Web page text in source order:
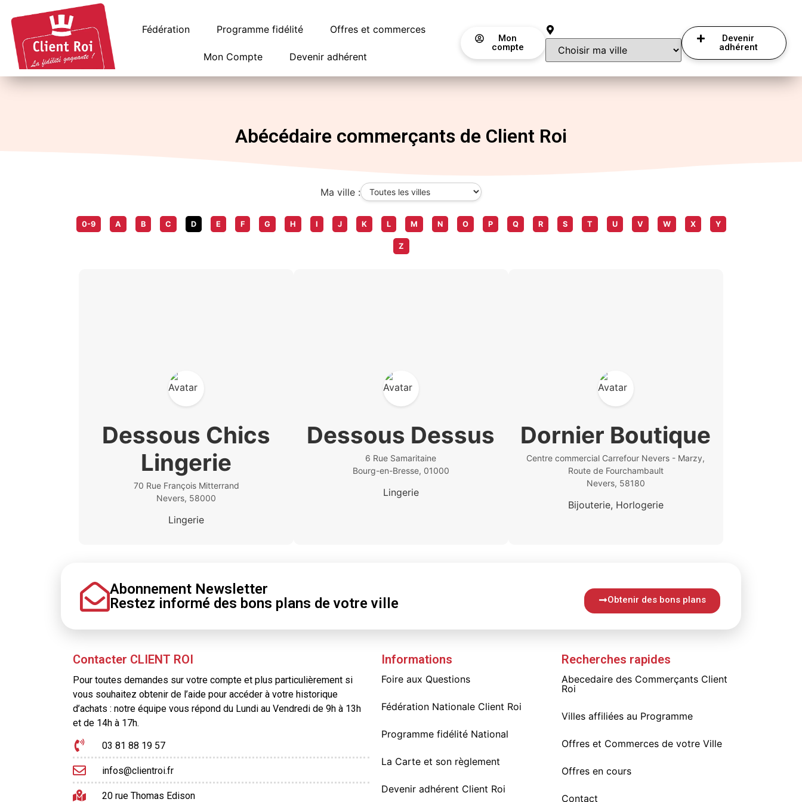
Fédération Programme fidélité Offres et commerces
Mon Compte Devenir adhérent
Mon
compte
Devenir
adhérent
Abécédaire commerçants de Client Roi
Ma ville :
0-9 A B C D E F G H I J K L M N O P Q R S T U V W X Y
Z
Dessous Chics
Lingerie
70 Rue François Mitterrand
Nevers, 58000
Lingerie
Dessous Dessus
6 Rue Samaritaine
Bourg-en-Bresse, 01000
Lingerie
Dornier Boutique
Centre commercial Carrefour Nevers - Marzy,
Route de Fourchambault
Nevers, 58180
Bijouterie, Horlogerie
Abonnement Newsletter
Restez informé des bons plans de votre ville Obtenir des bons plans
Contacter CLIENT ROI
Pour toutes demandes sur votre compte et plus particulièrement si
vous souhaitez obtenir de l’aide pour accéder à votre historique
d’achats : notre équipe vous répond du Lundi au Vendredi de 9h à 13h
et de 14h à 17h.
03 81 88 19 57
infos@clientroi.fr
20 rue Thomas Edison
Informations
Foire aux Questions
Fédération Nationale Client Roi
Programme fidélité National
La Carte et son règlement
Devenir adhérent Client Roi
Recherches rapides
Abecedaire des Commerçants Client
Roi
Villes affiliées au Programme
Offres et Commerces de votre Ville
Offres en cours
Contact
Panneau de gestion des cookies